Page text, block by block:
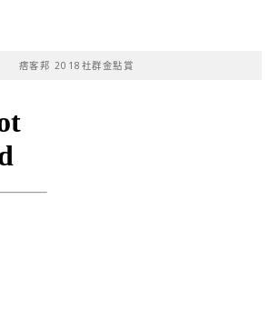
痞客邦 2018社群金點賞